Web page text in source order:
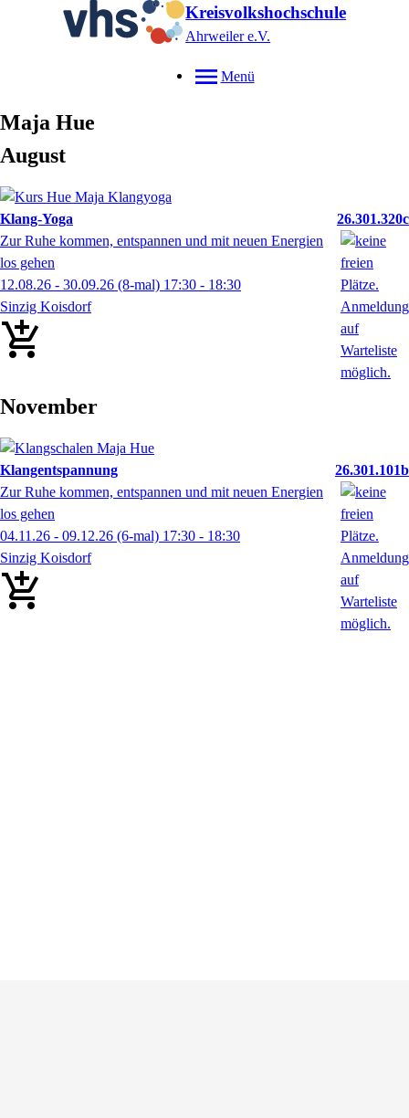
Kreisvolkshochschule
Ahrweiler e.V.
Menü
Maja Hue
August
Klang-Yoga
26.301.320c
Zur Ruhe kommen, entspannen und mit neuen Energien
los gehen
12.08.26 - 30.09.26 (8-mal) 17:30 - 18:30
Sinzig Koisdorf
November
Klangentspannung
26.301.101b
Zur Ruhe kommen, entspannen und mit neuen Energien
los gehen
04.11.26 - 09.12.26 (6-mal) 17:30 - 18:30
Sinzig Koisdorf